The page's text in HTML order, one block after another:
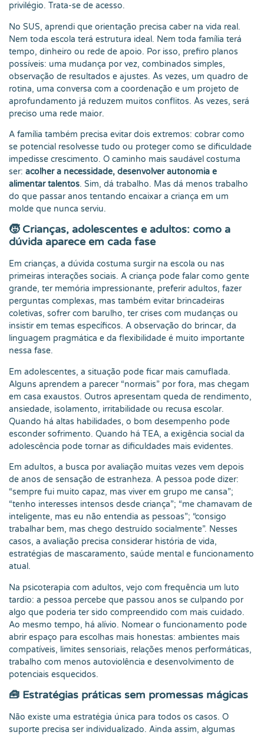
privilégio. Trata-se de acesso.
No SUS, aprendi que orientação precisa caber na vida real.
Nem toda escola terá estrutura ideal. Nem toda família terá
tempo, dinheiro ou rede de apoio. Por isso, prefiro planos
possíveis: uma mudança por vez, combinados simples,
observação de resultados e ajustes. Às vezes, um quadro de
rotina, uma conversa com a coordenação e um projeto de
aprofundamento já reduzem muitos conflitos. Às vezes, será
preciso uma rede maior.
A família também precisa evitar dois extremos: cobrar como
se potencial resolvesse tudo ou proteger como se dificuldade
impedisse crescimento. O caminho mais saudável costuma
ser: acolher a necessidade, desenvolver autonomia e
alimentar talentos. Sim, dá trabalho. Mas dá menos trabalho
do que passar anos tentando encaixar a criança em um
molde que nunca serviu.
🧒 Crianças, adolescentes e adultos: como a
dúvida aparece em cada fase
Em crianças, a dúvida costuma surgir na escola ou nas
primeiras interações sociais. A criança pode falar como gente
grande, ter memória impressionante, preferir adultos, fazer
perguntas complexas, mas também evitar brincadeiras
coletivas, sofrer com barulho, ter crises com mudanças ou
insistir em temas específicos. A observação do brincar, da
linguagem pragmática e da flexibilidade é muito importante
nessa fase.
Em adolescentes, a situação pode ficar mais camuflada.
Alguns aprendem a parecer “normais” por fora, mas chegam
em casa exaustos. Outros apresentam queda de rendimento,
ansiedade, isolamento, irritabilidade ou recusa escolar.
Quando há altas habilidades, o bom desempenho pode
esconder sofrimento. Quando há TEA, a exigência social da
adolescência pode tornar as dificuldades mais evidentes.
Em adultos, a busca por avaliação muitas vezes vem depois
de anos de sensação de estranheza. A pessoa pode dizer:
“sempre fui muito capaz, mas viver em grupo me cansa”;
“tenho interesses intensos desde criança”; “me chamavam de
inteligente, mas eu não entendia as pessoas”; “consigo
trabalhar bem, mas chego destruído socialmente”. Nesses
casos, a avaliação precisa considerar história de vida,
estratégias de mascaramento, saúde mental e funcionamento
atual.
Na psicoterapia com adultos, vejo com frequência um luto
tardio: a pessoa percebe que passou anos se culpando por
algo que poderia ter sido compreendido com mais cuidado.
Ao mesmo tempo, há alívio. Nomear o funcionamento pode
abrir espaço para escolhas mais honestas: ambientes mais
compatíveis, limites sensoriais, relações menos performáticas,
trabalho com menos autoviolência e desenvolvimento de
potenciais esquecidos.
🧰 Estratégias práticas sem promessas mágicas
Não existe uma estratégia única para todos os casos. O
suporte precisa ser individualizado. Ainda assim, algumas